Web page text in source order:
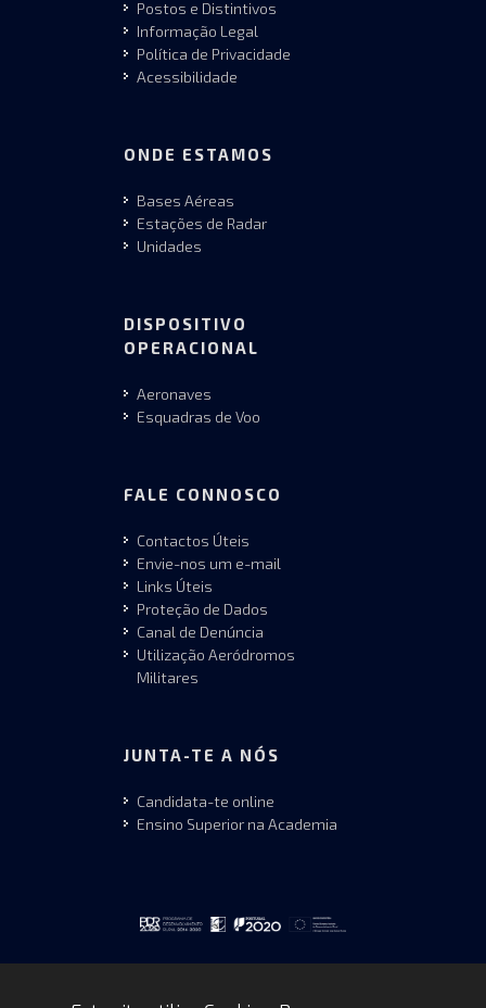
Postos e Distintivos
Informação Legal
Política de Privacidade
Acessibilidade
ONDE ESTAMOS
Bases Aéreas
Estações de Radar
Unidades
DISPOSITIVO
OPERACIONAL
Aeronaves
Esquadras de Voo
FALE CONNOSCO
Contactos Úteis
Envie-nos um e-mail
Links Úteis
Proteção de Dados
Canal de Denúncia
Utilização Aeródromos
Militares
JUNTA-TE A NÓS
Candidata-te online
Ensino Superior na Academia